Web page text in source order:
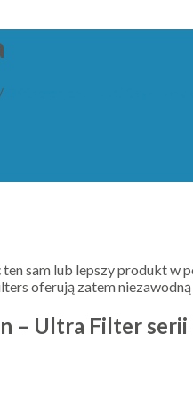
/
sam lub lepszy produkt
oferują zatem
– Ultra Filter